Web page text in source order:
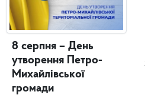
8 серпня – День
утворення Петро-
Михайлівської
громади